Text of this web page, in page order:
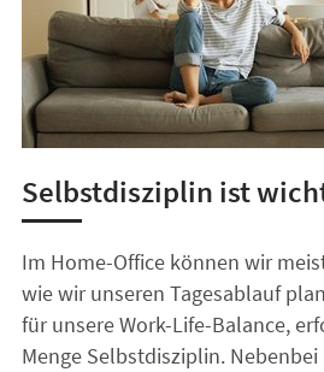
Selbstdisziplin ist
Im Home-Office können wir
wie wir unseren Tagesablauf
für unsere Work-Life-Balance,
Menge Selbstdisziplin.